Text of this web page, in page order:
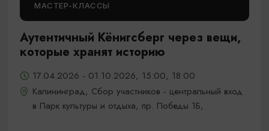
МАСТЕР-КЛАССЫ
Аутентичный Кёнигсберг через вещи,
которые хранят историю
17.04.2026 - 01.10.2026, 15:00, 18:00
Калининград, Сбор участников - центральный вход
в Парк культуры и отдыха, пр. Победы 1Б,